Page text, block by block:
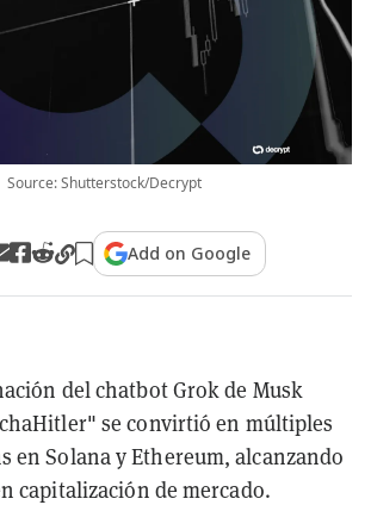
Source: Shutterstock/Decrypt
Add on Google
del chatbot Grok de Musk
se convirtió en múltiples
en Solana y Ethereum, alcanzando
capitalización de mercado.